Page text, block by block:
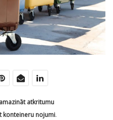
atkritumu
konteineru nojumi.